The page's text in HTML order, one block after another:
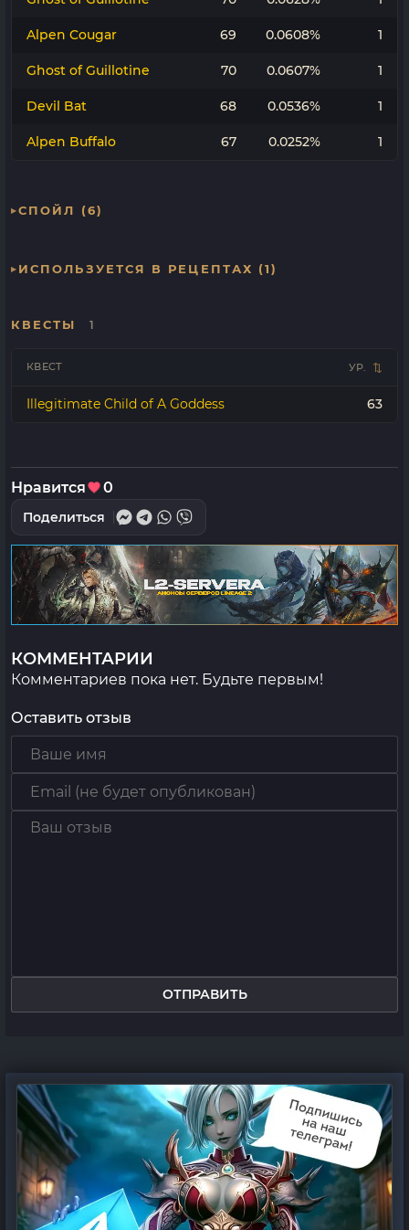
Alpen Cougar 69 0.0608% 1
Ghost of Guillotine 70 0.0607% 1
Devil Bat 68 0.0536% 1
Alpen Buffalo 67 0.0252% 1
СПОЙЛ (6)
ИСПОЛЬЗУЕТСЯ В РЕЦЕПТАХ (1)
КВЕСТЫ 1
КВЕСТ УР.
Illegitimate Child of A Goddess 63
Нравится 0
Поделиться
КОММЕНТАРИИ
Комментариев пока нет. Будьте первым!
Оставить отзыв
ОТПРАВИТЬ